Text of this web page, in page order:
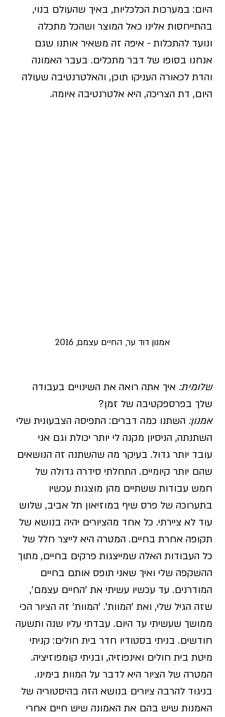
היום: במערכות הכלכליות, באיך שהעולם בנוי,
בהתייחסות אלינו כאל המוצר ושהכל מתכלה
ונועד להתכלות - איפה זה משאיר אותנו שגם
אנחנו בסופו של דבר מתכלים. בעבר האמונה
והדת לכאורה העניקו תוכן, והאלטרנטיבה שעולה
היום, דת הצריכה, היא אלטרנטיבה איומה.
אמנון דוד ער, החיים עצמם, 2016
שלומית: איך אתה רואה את השינויים בעבודה
שלך בפרספקטיבה של זמן?
אמנון: השתנו כמה דברים: התפיסה הצבעונית שלי
השתנתה, הניסיון מקנה לי יותר יכולת וגם אני
עובד יותר גדול. בעיקר מה שהשתנה זה הנושאים
שהם יותר קיומיים. התחלתי סידרה גדולה של
חמש עבודות ששתיים מהן מוצגות עכשיו
בתערוכה של פרס שיף במוזיאון תל אביב, שלוש
עוד לא ציירתי. כל אחד מהציורים יהיה בנושא של
תקופה אחרת בחיים. המטרה היא לייצר חלל של
כל העבודות האלה שמייצגות פרקים בחיים, מתוך
ההשקפה שלי ואיך שאני תופס אותם בחיים
המודרנים. עד עכשיו עשיתי את 'החיים עצמם',
שזה הגיל שלי, ואת 'המוות'. 'המוות' זה הציור הכי
ממושך שעשיתי עד היום. עבדתי עליו שנה ותשעה
חודשים. בניתי בסטודיו חדר בית חולים: קניתי
מיטת בית חולים ואינפוזיה, ובניתי קומפוזיציה.
המטרה של הציור היא לדבר על המוות בימינו.
בניגוד להרבה ציורים בנושא הזה בהיסטוריה של
האמנות שיש בהם את האמונה שיש חיים אחרי